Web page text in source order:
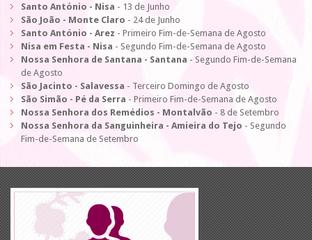
Santo António - Nisa - 13 de Junho
São João - Monte Claro - 24 de Junho
Santo António - Arez - Primeiro Fim-de-Semana de Agosto
Nisa em Festa - Nisa - Segundo Fim-de-Semana de Agosto
Nossa Senhora de Santana - Santana - Segundo Fim-de-Semana
de Agosto
São Jacinto - Salavessa - Terceiro Domingo de Agosto
São Simão - Pé da Serra - Primeiro Fim-de-Semana de Agosto
Nossa Senhora dos Remédios - Montalvão - 8 de Setembro
Nossa Senhora da Sanguinheira - Amieira do Tejo - Segundo
Fim-de-Semana de Setembro